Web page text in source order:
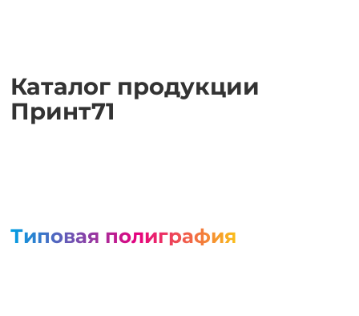
Каталог продукции
Принт71
Типовая полиграфия